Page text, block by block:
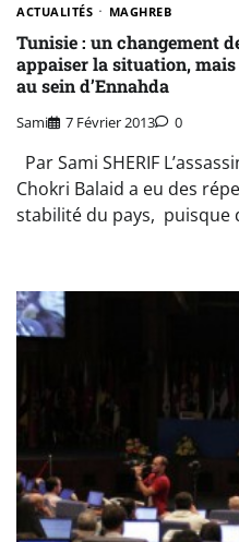
ACTUALITÉS MAGHREB
Tunisie : un changement
appaiser la situation,
au sein d’Ennahda
Sami 7 Février 2013 0
Par Sami SHERIF
Chokri Balaid a eu des
stabilité du pays, puisque